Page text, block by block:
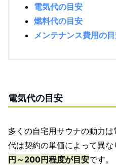
電気代の目安
燃料代の目安
メンテナンス費用の
電気代の目安
多くの自宅用サウナの動力
代は契約の単価によって異な
円～200円程度が目安です。